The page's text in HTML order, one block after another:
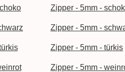
Zipper - 5mm -
Zipper - 5mm -
Zipper - 5mm - türkis
Zipper - 5mm -